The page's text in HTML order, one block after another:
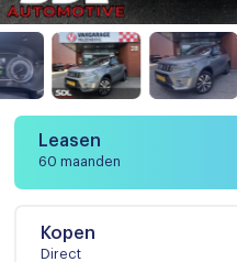
Leasen
60 maanden
Kopen
Direct